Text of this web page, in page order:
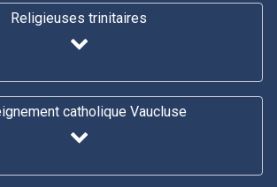
Religieuses trinitaires
catholique Vaucluse